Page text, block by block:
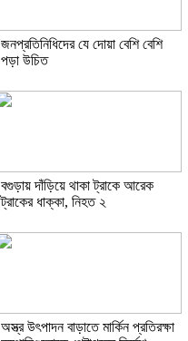
জনপ্রতিনিধিদের যে দোয়া বেশি বেশি
পড়া উচিত
বগুড়ায় দাঁড়িয়ে থাকা ট্রাকে আরেক
ট্রাকের ধাক্কা, নিহত ২
অস্ত্র উৎপাদন বাড়াতে মার্কিন প্রতিরক্ষা